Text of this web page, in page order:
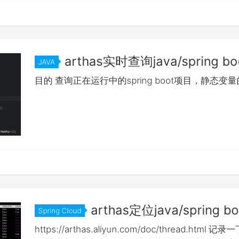
JAVA
arthas实时查询java/spring
的值
目的 查询正在运行中的spring boot项目，静态变
Spring Cloud
arthas定位java/spring
pending的入门案例
https://arthas.aliyun.com/doc/thread.html 记录一